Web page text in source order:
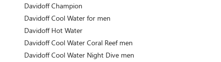
Davidoff Champion
Davidoff Cool Water for men
Davidoff Hot Water
Davidoff Cool Water Coral Reef men
Davidoff Cool Water Night Dive men